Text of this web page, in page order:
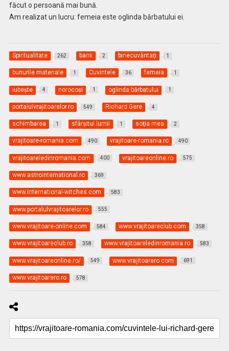
făcut o persoană mai bună.
Am realizat un lucru: femeia este oglinda bărbatului ei.
Spiritualitate 262 banii 2 binecuvântaţi 1
bunurile materiale 1 Cuvintele 36 femeia 1
iubeşte 4 norocoşi 1 oglinda bărbatului 1
portalulvrajitoarelor.ro 549 Richard Gere 4
schimbarea 1 sfârşitul lumii 1 soţia mea 2
vrajitoare-romania.com 490 vrajitoare-romania.ro 490
vrajitoareledinromania.com 400 vrajitoareonline.ro 575
www.astrointernational.ro 369
www.international-witches.com 583
www.portalulvrajitoarelor.ro 555
www.vrajitoare-online.com 584 www.vrajitoareclub.com 358
www.vrajitoareclub.ro 358 www.vrajitoareledinromania.ro 583
www.vrajitoareonline.ro/ 549 www.vrajitoarero.com 691
www.vrajitoarero.ro 578